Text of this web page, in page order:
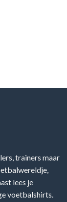
trainers maar
lees je
voetbalshirts.